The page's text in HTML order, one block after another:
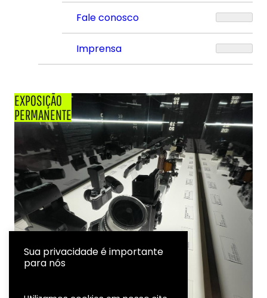
Fale conosco
Imprensa
EXPOSIÇÃO
PERMANENTE
Sua privacidade é importante
para nós